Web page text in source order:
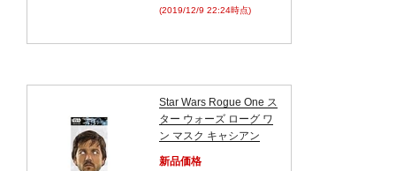
(2019/12/9 22:24時点)
Star Wars Rogue One ス
ター ウォーズ ローグ ワ
ン マスク キャシアン
新品価格